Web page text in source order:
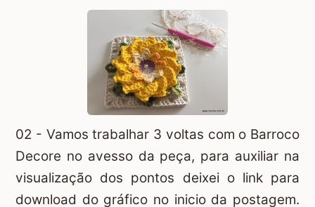
02 - Vamos trabalhar 3 voltas com o Barroco
Decore no avesso da peça, para auxiliar na
visualização dos pontos deixei o link para
download do gráfico no inicio da postagem.